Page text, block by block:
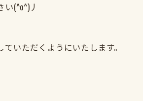
(^o^)丿
いただくようにいたします。